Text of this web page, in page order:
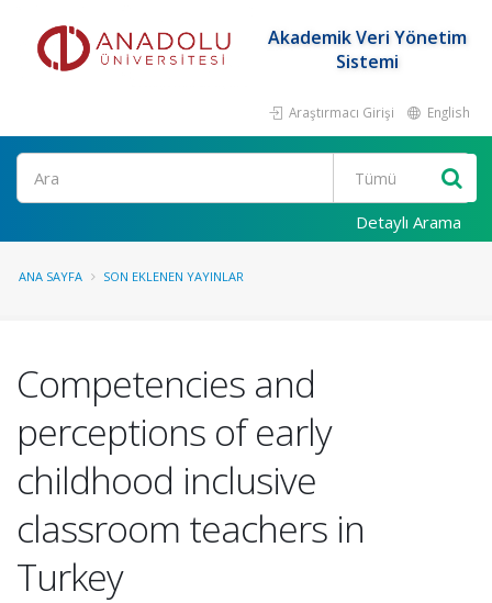
Akademik Veri Yönetim
Sistemi
Araştırmacı Girişi English
Ara
Detaylı Arama
ANA SAYFA SON EKLENEN YAYINLAR
Competencies and
perceptions of early
childhood inclusive
classroom teachers in
Turkey